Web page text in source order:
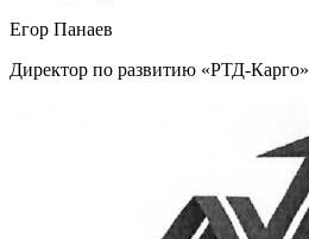
Егор Панаев
Директор по развитию «РТД-Карго»